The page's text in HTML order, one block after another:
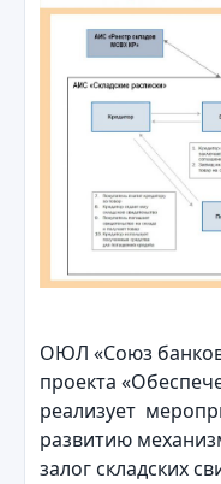
ОЮЛ «Союз
проекта
реализует
развитию
залог складских